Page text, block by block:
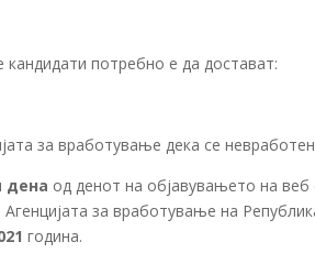
кандидати потребно е да достават:
за вработување дека се
дена од денот на објавувањето на
Агенцијата за вработување на
година.